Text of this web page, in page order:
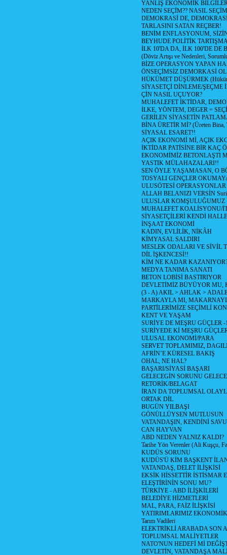
YANLIŞ EKONOMİK
NEDEN SEÇİM?? NASIL
DEMOKRASİ DE,
TARLASINI SATAN REÇBER!
BENİM ENFLASYONUM,
BEYHUDE POLİTİK
İLK 10'DA DA, İLK 100'DE DE
(Döviz Artışı ve Nedenleri,
BİZE OPERASYON YAPAN
ÖNSEÇİMSİZ DEMORKASİ
HÜKÜMET DÜŞÜRMEK
SİYASETÇİ DİNLEME/ŞEÇME
ÇİN NASIL UÇUYOR?
MUHALEFET İKTİDAR,
İLKE, YÖNTEM, DEGER =
GERİLEN SİYASETİN
BİNA ÜRETİR Mİ? (Üreten Bina,
SİYASAL ESARET!!
AÇIK EKONOMİ Mİ, AÇIK
İKTİDAR PATİSİNE BİR KAÇ
EKONOMİMİZ BETONLAŞTI
YASTIK MÜLAHAZALARI!!
SEN ÖYLE YAŞAMASAN, O
TOSYALI GENÇLER
ULUSÖTESİ OPERASYONLAR
ALLAH BELANIZI VERSİN
ULUSLAR KOMŞULUĞUMUZ
MUHALEFET KOALİSYONU/
SİYASETÇİLERİ KENDİ
İNŞAAT EKONOMİ
KADIN, EVLİLİK, NİKÂH
KİMYASAL SALDIRI
MESLEK ODALARI VE SİVİL
DİL İŞKENCESİ!!
KİM NE KADAR
MEDYA TANIMA SANATI
BETON LOBİSİ BASTIRIYOR
DEVLETİMİZ BÜYÜYOR MU,
(3 - A) AKIL > AHLAK >
MARKAYLA MI,
PARTİLERİMİZE SEÇİMLİ
KENT VE YAŞAM
SURİYE DE MEŞRU GÜÇLER -
SURİYEDE Kİ MEŞRU
ULUSAL EKONOMİ/PARA
SERVET TOPLAMIMIZ,
AFRİN’E KÜRESEL BAKIŞ
OHAL, NE HAL?
BAŞARI/SİYASİ BAŞARI
GELECEGİN SORUNU
RETORİK/BELAGAT
İRAN DA TOPLUMSAL
ORTAK DİL
BUGÜN YILBAŞI
GÖNÜLLÜYSEN MUTLUSUN
VATANDAŞIN, KENDİNİ
CAN HAYVAN
ABD NEDEN YALNIZ KALDI?
Tarihe Yön Verenler (Ali Kuşçu,
KUDÜS SORUNU
KUDÜS'Ü KİM BAŞKENT
VATANDAŞ, DELET İLİŞKİSİ
EKSİK HİSSETTİR İSTİSMAR
ELEŞTİRİNİN SONU MU?
TÜRKİYE - ABD İLİŞKİLERİ
BELEDİYE HİZMETLERİ
MAL, PARA, FAİZ İLİŞKİSİ
YATIRIMLARIMIZ
Tarım Vadileri
ELEKTRİKLİ ARABADA SON
TOPLUMSAL MALİYETLER
NATO'NUN HEDEFİ Mİ
DEVLETİN, VATANDAŞA